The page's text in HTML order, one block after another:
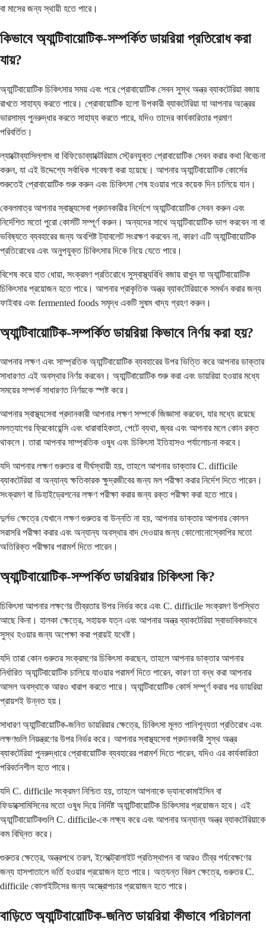
বা মাসের জন্য স্থায়ী হতে পারে।
কিভাবে অ্যান্টিবায়োটিক-সম্পর্কিত ডায়রিয়া প্রতিরোধ করা
যায়?
অ্যান্টিবায়োটিক চিকিৎসার সময় এবং পরে প্রোবায়োটিক সেবন সুস্থ অন্ত্র ব্যাকটেরিয়া বজায়
রাখতে সাহায্য করতে পারে। প্রোবায়োটিক হলো উপকারী ব্যাকটেরিয়া যা আপনার অন্ত্রের
ভারসাম্য পুনরুদ্ধার করতে সাহায্য করতে পারে, যদিও তাদের কার্যকারিতার প্রমাণ
পরিবর্তিত।
ল্যাক্টোব্যাসিল্লাস বা বিফিডোব্যাক্টেরিয়াম স্ট্রেনযুক্ত প্রোবায়োটিক সেবন করার কথা বিবেচনা
করুন, যা এই উদ্দেশ্যে সর্বাধিক গবেষণা করা হয়েছে। আপনার অ্যান্টিবায়োটিক কোর্সের
শুরুতেই প্রোবায়োটিক শুরু করুন এবং চিকিৎসা শেষ হওয়ার পরে কয়েক দিন চালিয়ে যান।
কেবলমাত্র আপনার স্বাস্থ্যসেবা প্রদানকারীর নির্দেশে অ্যান্টিবায়োটিক সেবন করুন এবং
নির্দেশিত মতো পুরো কোর্সটি সম্পূর্ণ করুন। অন্যদের সাথে অ্যান্টিবায়োটিক ভাগ করবেন না বা
ভবিষ্যতে ব্যবহারের জন্য অবশিষ্ট ট্যাবলেট সংরক্ষণ করবেন না, কারণ এটি অ্যান্টিবায়োটিক
প্রতিরোধের এবং অনুপযুক্ত চিকিৎসার দিকে নিয়ে যেতে পারে।
বিশেষ করে হাত ধোয়া, সংক্রমণ প্রতিরোধে সুস্বাস্থ্যবিধি বজায় রাখুন যা অ্যান্টিবায়োটিক
চিকিৎসার প্রয়োজন হতে পারে। আপনার প্রাকৃতিক অন্ত্র ব্যাকটেরিয়াকে সমর্থন করার জন্য
ফাইবার এবং fermented foods সমৃদ্ধ একটি সুষম খাদ্য গ্রহণ করুন।
অ্যান্টিবায়োটিক-সম্পর্কিত ডায়রিয়া কিভাবে নির্ণয় করা হয়?
আপনার লক্ষণ এবং সাম্প্রতিক অ্যান্টিবায়োটিক ব্যবহারের উপর ভিত্তি করে আপনার ডাক্তার
সাধারণত এই অবস্থার নির্ণয় করবেন। অ্যান্টিবায়োটিক শুরু করা এবং ডায়রিয়া হওয়ার মধ্যে
সময়ের সম্পর্ক সাধারণত নির্ণয়কে স্পষ্ট করে।
আপনার স্বাস্থ্যসেবা প্রদানকারী আপনার লক্ষণ সম্পর্কে জিজ্ঞাসা করবেন, যার মধ্যে রয়েছে
মলত্যাগের ফ্রিকোয়েন্সি এবং ধারাবাহিকতা, পেটে ব্যথা, জ্বর এবং আপনার মলে কোন রক্ত ​​
থাকলে। তারা আপনার সাম্প্রতিক ওষুধ এবং চিকিৎসা ইতিহাসও পর্যালোচনা করবে।
যদি আপনার লক্ষণ গুরুতর বা দীর্ঘস্থায়ী হয়, তাহলে আপনার ডাক্তার C. difficile
ব্যাকটেরিয়া বা অন্যান্য ক্ষতিকারক ক্ষুদ্রজীবের জন্য মল পরীক্ষা করার নির্দেশ দিতে পারেন।
সংক্রমণ বা ডিহাইড্রেশনের লক্ষণ পরীক্ষা করার জন্য রক্ত পরীক্ষা করা হতে পারে।
দুর্লভ ক্ষেত্রে যেখানে লক্ষণ গুরুতর বা উন্নতি না হয়, আপনার ডাক্তার আপনার কোলন
সরাসরি পরীক্ষা করার এবং অন্যান্য অবস্থার বাদ দেওয়ার জন্য কোলোনোস্কোপির মতো
অতিরিক্ত পরীক্ষার পরামর্শ দিতে পারেন।
অ্যান্টিবায়োটিক-সম্পর্কিত ডায়রিয়ার চিকিৎসা কি?
চিকিৎসা আপনার লক্ষণের তীব্রতার উপর নির্ভর করে এবং C. difficile সংক্রমণ উপস্থিত
আছে কিনা। হালকা ক্ষেত্রে, সহায়ক যত্ন এবং আপনার অন্ত্র ব্যাকটেরিয়া স্বাভাবিকভাবে
সুস্থ হওয়ার জন্য অপেক্ষা করা প্রায়ই যথেষ্ট।
যদি তারা কোন গুরুতর সংক্রমণের চিকিৎসা করছেন, তাহলে আপনার ডাক্তার আপনার
নির্ধারিত অ্যান্টিবায়োটিক চালিয়ে যাওয়ার পরামর্শ দিতে পারেন, কারণ তা বন্ধ করা আপনার
আসল অবস্থাকে আরও খারাপ করতে পারে। অ্যান্টিবায়োটিক কোর্স সম্পূর্ণ করার পর ডায়রিয়া
প্রায়শই উন্নত হয়।
সাধারণ অ্যান্টিবায়োটিক-জনিত ডায়রিয়ার ক্ষেত্রে, চিকিৎসা মূলত পানিশূন্যতা প্রতিরোধ এবং
লক্ষণগুলি নিয়ন্ত্রণের উপর নির্ভর করে। আপনার স্বাস্থ্যসেবা প্রদানকারী সুস্থ অন্ত্র
ব্যাকটেরিয়া পুনরুদ্ধারে প্রোবায়োটিক ব্যবহারের পরামর্শ দিতে পারেন, যদিও এর কার্যকারিতা
পরিবর্তনশীল হতে পারে।
যদি C. difficile সংক্রমণ নিশ্চিত হয়, তাহলে আপনাকে ভ্যানকোমাইসিন বা
ফিডাক্সোমিসিনের মতো ওষুধ দিয়ে নির্দিষ্ট অ্যান্টিবায়োটিক চিকিৎসার প্রয়োজন হবে। এই
অ্যান্টিবায়োটিকগুলি C. difficile-কে লক্ষ্য করে এবং আপনার অন্যান্য অন্ত্র ব্যাকটেরিয়াকে
কম বিঘ্নিত করে।
গুরুতর ক্ষেত্রে, অন্ত্রপথে তরল, ইলেক্ট্রোলাইট প্রতিস্থাপন বা আরও তীব্র পর্যবেক্ষণের
জন্য হাসপাতালে ভর্তি হওয়ার প্রয়োজন হতে পারে। অত্যন্ত বিরল ক্ষেত্রে, গুরুতর C.
difficile কোলাইটিসের জন্য অস্ত্রোপচার প্রয়োজন হতে পারে।
বাড়িতে অ্যান্টিবায়োটিক-জনিত ডায়রিয়া কীভাবে পরিচালনা